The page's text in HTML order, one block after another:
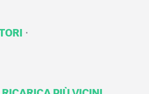
·